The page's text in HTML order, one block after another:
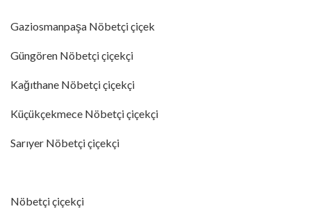
Gaziosmanpaşa Nöbetçi çiçek
Güngören Nöbetçi çiçekçi
Kağıthane Nöbetçi çiçekçi
Küçükçekmece Nöbetçi çiçekçi
Sarıyer Nöbetçi çiçekçi
Nöbetçi çiçekçi